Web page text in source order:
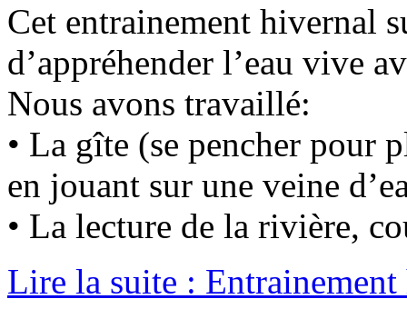
Cet entrainement hivernal
d’appréhender l’eau vive
Nous avons travaillé:
• La gîte (se pencher pour
en jouant sur une veine
• La lecture de la rivière,
Lire la suite :